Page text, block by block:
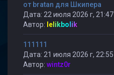
от bratan для Шкипера
Дата: 22 июля 2026 г, 21:47
Автор: lelikbolik
111111
Дата: 21 июля 2026 г, 22:55
Автор: wintz0r